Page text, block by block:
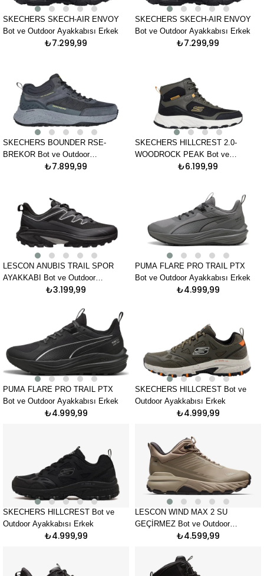
SKECHERS SKECH-AIR ENVOY
Bot ve Outdoor Ayakkabısı Erkek
₺7.299,99
SKECHERS SKECH-AIR ENVOY
Bot ve Outdoor Ayakkabısı Erkek
₺7.299,99
SKECHERS BOUNDER RSE-
BREKOR Bot ve Outdoor
Ayakkabısı Erkek₺7.899,99
SKECHERS HILLCREST 2.0-
WOODROCK PEAK Bot ve
Outdoor Ayakkabısı Erkek
₺6.199,99
LESCON ANUBIS TRAIL SPOR
AYAKKABI Bot ve Outdoor
Ayakkabısı Erkek₺3.199,99
PUMA FLARE PRO TRAIL PTX
Bot ve Outdoor Ayakkabısı Erkek
₺4.999,99
PUMA FLARE PRO TRAIL PTX
Bot ve Outdoor Ayakkabısı Erkek
₺4.999,99
SKECHERS HILLCREST Bot ve
Outdoor Ayakkabısı Erkek
₺4.999,99
SKECHERS HILLCREST Bot ve
Outdoor Ayakkabısı Erkek
₺4.999,99
LESCON WIND MAX 2 SU
GEÇİRMEZ Bot ve Outdoor
Ayakkabısı Erkek₺4.599,99